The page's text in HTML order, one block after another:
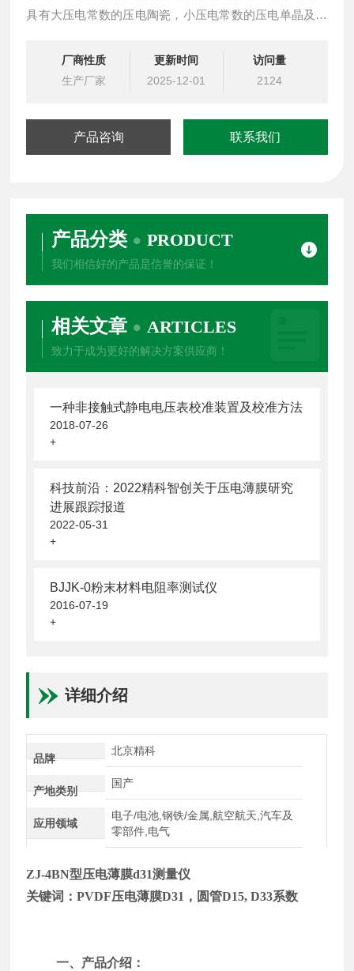
具有大压电常数的压电陶瓷，小压电常数的压电单晶及压
行压电常数测试，是一种新的测试方法，对于研究压电材
料和压电PVDF薄膜有着重要意义，在材料生产和薄膜研
二、主要应用领
厂商性质
生产厂家
更新时间
2025-12-01
访问量
2124
产品咨询 联系我们
产品分类 PRODUCT
我们相信好的产品是信誉的保证！
相关文章 ARTICLES
致力于成为更好的解决方案供应商！
一种非接触式静电电压表校准装置及校准方法
2018-07-26
+
科技前沿：2022精科智创关于压电薄膜研究
进展跟踪报道
2022-05-31
+
BJJK-0粉末材料电阻率测试仪
2016-07-19
+
详细介绍
品牌
北京精科
产地类别
国产
应用领域
电子/电池,钢铁/金属,航空航天,汽车及
零部件,电气
ZJ-4BN型压电薄膜d31测量仪
关键词：PVDF压电薄膜D31 ，圆管D15, D33系数
一、产品介绍：